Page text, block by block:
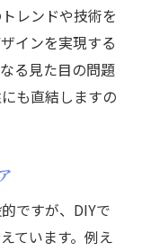
レンドや技術を
インを実現する
る見た目の問題
も直結しますの
ですが、DIYで
ています。例え